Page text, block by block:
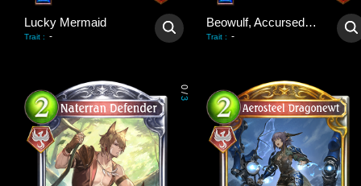
Lucky Mermaid
Trait : -
Beowulf, Accursed Hero
Trait : -
0
/
3